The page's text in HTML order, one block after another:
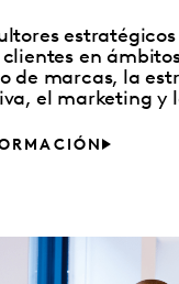
en
de marcas, la
el marketing y